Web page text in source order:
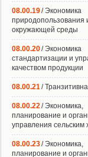
08.00.19/ Экономика
природопользования
окружающей среды
08.00.20/ Экономика
стандартизации и
качеством продукции
08.00.21/
08.00.22/ Экономика,
планирование и
управления сельским
08.00.23/ Экономика,
планирование и